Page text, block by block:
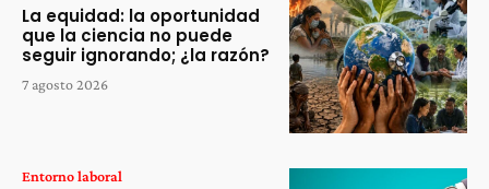
La equidad: la oportunidad
que la ciencia no puede
seguir ignorando; ¿la razón?
7 agosto 2026
Entorno laboral